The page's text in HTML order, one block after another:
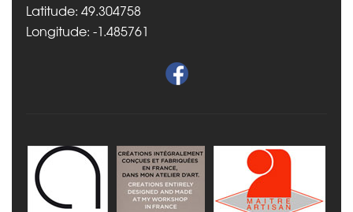
Latitude: 49.304758
Longitude: -1.485761